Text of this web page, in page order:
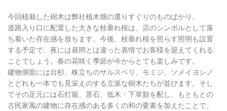
今回植栽した樹木は弊社植木畑の選りすぐりのものばかり。
道路入り口に配置した大きな枝垂れ桜は、店のシンボルとして落
ち着いた存在感を放ちます。今後、枝垂れ桜を照らす照明も設置
する予定で、夜には昼間とは違った表情でお客様を迎えてくれる
ことでしょう。春の花咲く季節が今からとても楽しみです。
建物側面には台杉、株立ちのサルスベリ、モミジ、ソメイヨシノ
とどれも一本でも見栄えのする立派な樹木たちが並びます。そし
てその足元には石灯籠、景石、低木・下草類を配し、もともとの
古民家風の建物に存在感のある多くの和の要素を加えたことで、